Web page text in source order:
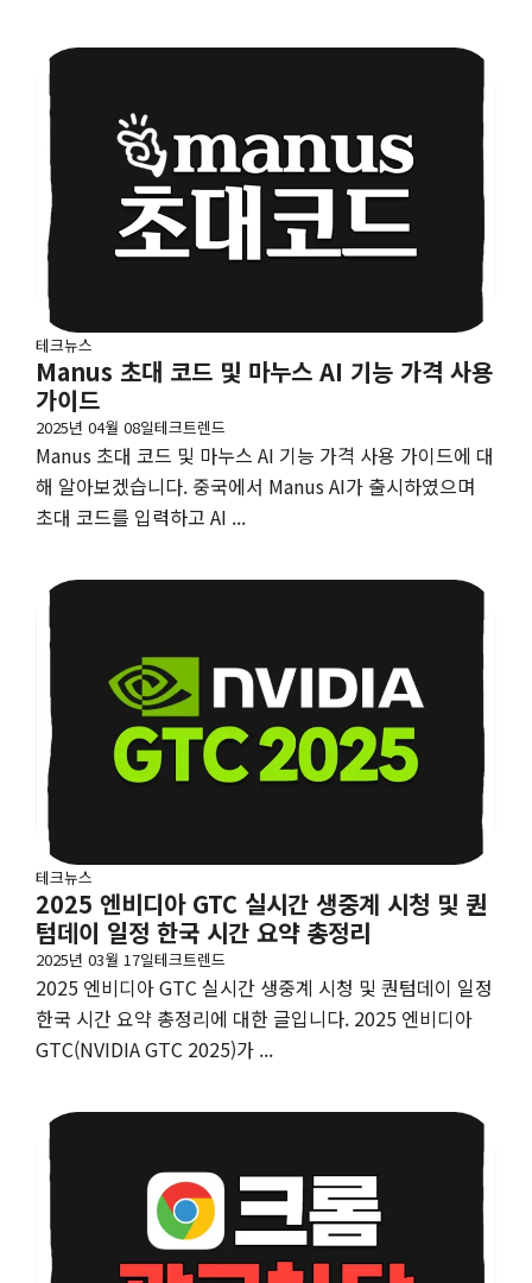
테크뉴스
Manus 초대 코드 및 마누스 AI 기능 가격 사용
가이드
2025년 04월 08일테크트렌드
Manus 초대 코드 및 마누스 AI 기능 가격 사용 가이드에 대
해 알아보겠습니다. 중국에서 Manus AI가 출시하였으며
초대 코드를 입력하고 AI ...
테크뉴스
2025 엔비디아 GTC 실시간 생중계 시청 및 퀀
텀데이 일정 한국 시간 요약 총정리
2025년 03월 17일테크트렌드
2025 엔비디아 GTC 실시간 생중계 시청 및 퀀텀데이 일정
한국 시간 요약 총정리에 대한 글입니다. 2025 엔비디아
GTC(NVIDIA GTC 2025)가 ...